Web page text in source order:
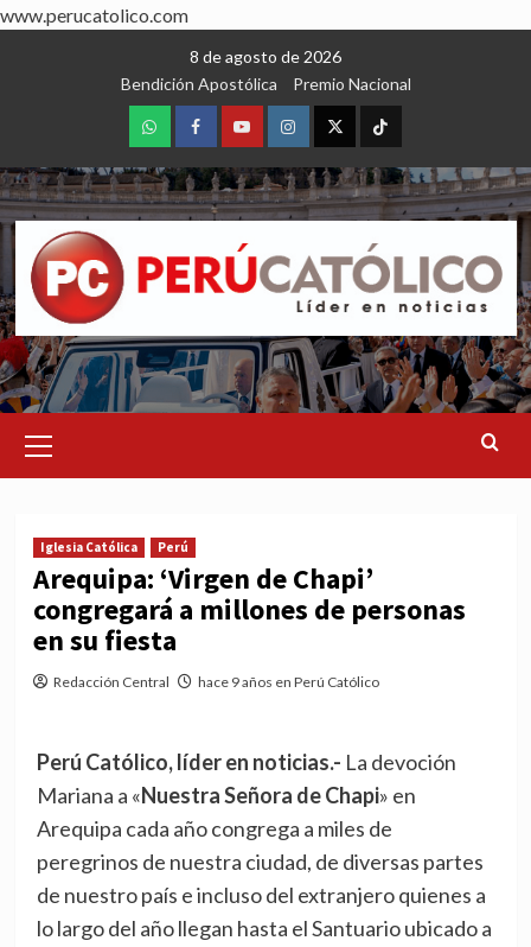
www.perucatolico.com
8 de agosto de 2026
Bendición Apostólica
Premio Nacional
WhatsAppFacebookYoutubeInstagram
X TikTok
Menu
Iglesia Católica Perú
Arequipa: ‘Virgen de Chapi’
congregará a millones de personas
en su fiesta
Redacción Central hace 9 años en Perú Católico
Perú Católico, líder en noticias.- La devoción
Mariana a «Nuestra Señora de Chapi» en
Arequipa cada año congrega a miles de
peregrinos de nuestra ciudad, de diversas partes
de nuestro país e incluso del extranjero quienes a
lo largo del año llegan hasta el Santuario ubicado a